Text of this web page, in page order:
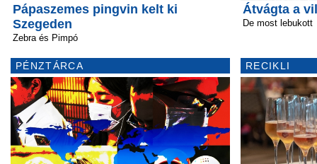
Pápaszemes pingvin kelt ki
Szegeden
Zebra és Pimpó
PÉNZTÁRCA
Átvágta a
De most lebukott
RECIKLI